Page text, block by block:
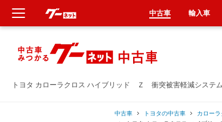
トヨタ カローラクロス ハイブリッド Ｚ 衝突被害軽減システ
中古車 トヨタの中古車 カロー
中古車 輸入車
新車
中古車